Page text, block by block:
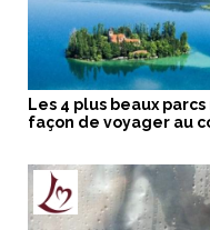
Les 4 plus beaux
façon de voyager au